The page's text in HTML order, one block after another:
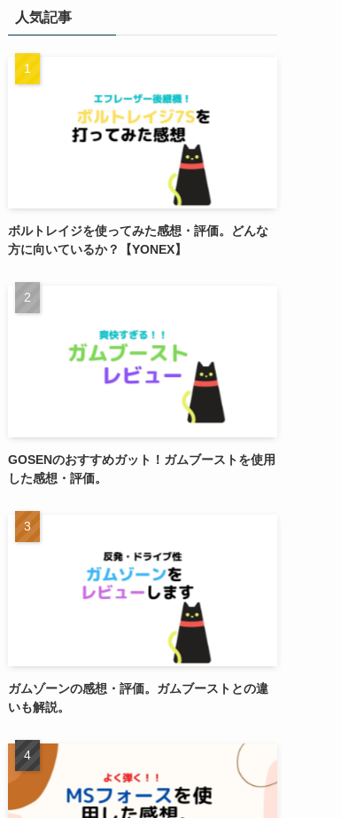
人気記事
ボルトレイジを使ってみた感想・評価。どんな
方に向いているか？【YONEX】
GOSENのおすすめガット！ガムブーストを使用
した感想・評価。
ガムゾーンの感想・評価。ガムブーストとの違
いも解説。